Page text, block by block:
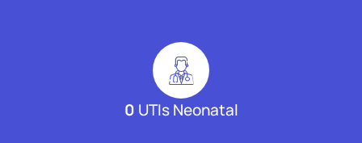
0 UTIs Neonatal